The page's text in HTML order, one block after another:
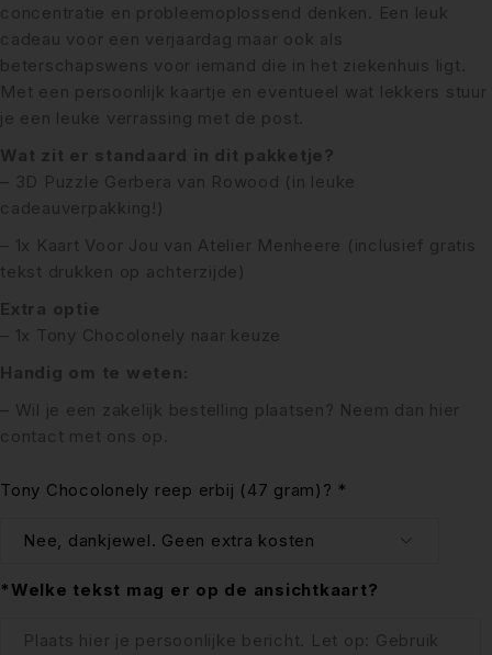
concentratie en probleemoplossend denken. Een leuk
cadeau voor een verjaardag maar ook als
beterschapswens voor iemand die in het ziekenhuis ligt.
Met een persoonlijk kaartje en eventueel wat lekkers stuur
je een leuke verrassing met de post.
Wat zit er standaard in dit pakketje?
– 3D Puzzle Gerbera van Rowood (in leuke
cadeauverpakking!)
– 1x Kaart Voor Jou van Atelier Menheere (inclusief gratis
tekst drukken op achterzijde)
Extra optie
– 1x Tony Chocolonely naar keuze
Handig om te weten:
– Wil je een zakelijk bestelling plaatsen? Neem dan hier
contact met ons op.
Tony Chocolonely reep erbij (47 gram)? *
*Welke tekst mag er op de ansichtkaart?